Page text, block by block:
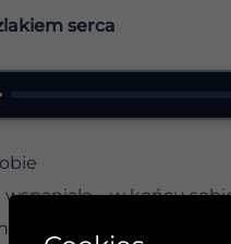
serca
wspaniałe – w końcu
sobie nie jest